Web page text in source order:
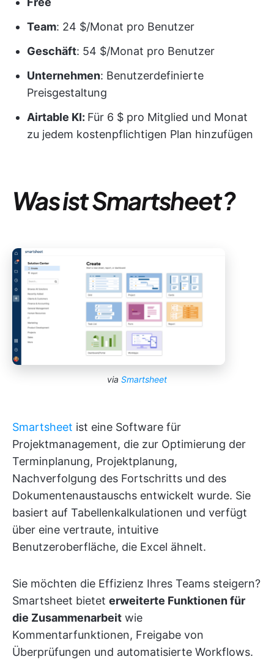
Team: 24 $/Monat pro Benutzer
Geschäft: 54 $/Monat pro Benutzer
Unternehmen: Benutzerdefinierte
Preisgestaltung
Airtable KI: Für 6 $ pro Mitglied und Monat
zu jedem kostenpflichtigen Plan hinzufügen
Was ist Smartsheet?
via Smartsheet
Smartsheet ist eine Software für
Projektmanagement, die zur Optimierung der
Terminplanung, Projektplanung,
Nachverfolgung des Fortschritts und des
Dokumentenaustauschs entwickelt wurde. Sie
basiert auf Tabellenkalkulationen und verfügt
über eine vertraute, intuitive
Benutzeroberfläche, die Excel ähnelt.
Sie möchten die Effizienz Ihres Teams steigern?
Smartsheet bietet erweiterte Funktionen für
die Zusammenarbeit wie
Kommentarfunktionen, Freigabe von
Überprüfungen und automatisierte Workflows.